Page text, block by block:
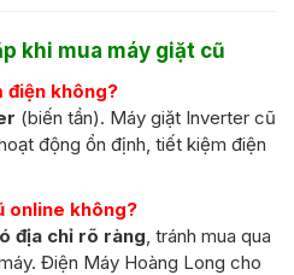
khi mua máy giặt cũ
điện không?
(biến tần). Máy giặt Inverter cũ
động ổn định, tiết kiệm điện
online không?
địa chỉ rõ ràng, tránh mua qua
Điện Máy Hoàng Long cho